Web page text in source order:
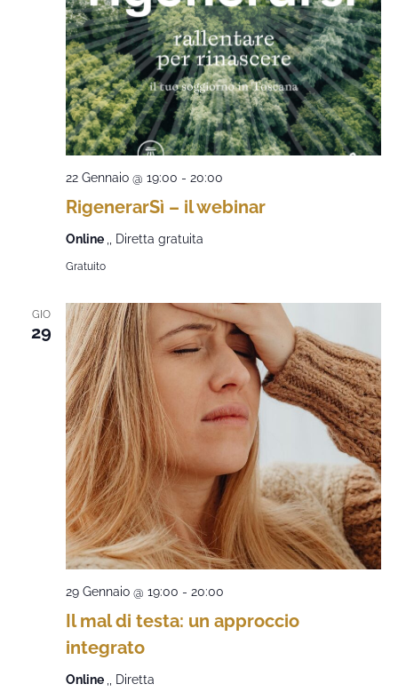
RigenerarSì – il webinar
22 Gennaio @ 19:00 - 20:00
Online ,, Diretta gratuita
Gratuito
GIO
29
Il mal di testa: un approccio
integrato
29 Gennaio @ 19:00 - 20:00
Online ,, Diretta